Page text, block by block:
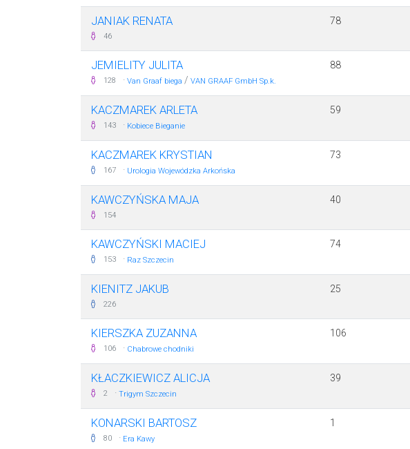
JANIAK RENATA
46
78
JEMIELITY JULITA
128 · Van Graaf biega / VAN GRAAF GmbH Sp.k.
88
KACZMAREK ARLETA
143 · Kobiece Bieganie
59
KACZMAREK KRYSTIAN
167 · Urologia Wojewódzka Arkońska
73
KAWCZYŃSKA MAJA
154
40
KAWCZYŃSKI MACIEJ
153 · Raz Szczecin
74
KIENITZ JAKUB
226
25
KIERSZKA ZUZANNA
106 · Chabrowe chodniki
106
KŁACZKIEWICZ ALICJA
2 · Trigym Szczecin
39
KONARSKI BARTOSZ
80 · Era Kawy
1